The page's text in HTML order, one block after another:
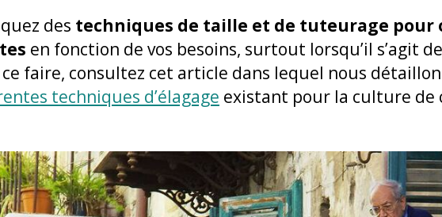
des techniques de taille et de tuteurage pour
en fonction de vos besoins, surtout lorsqu’il s’agit
faire, consultez cet article dans lequel nous
techniques d’élagage existant pour la culture de